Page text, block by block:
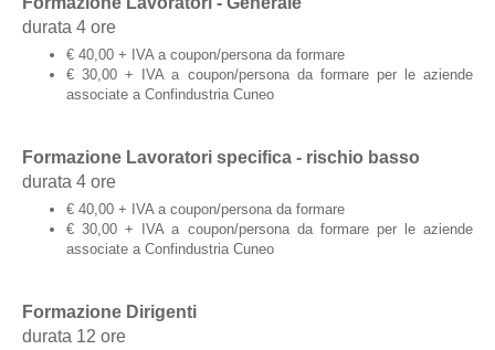
durata 4 ore
€ 40,00 + IVA a coupon/persona da formare
€ 30,00 + IVA a coupon/persona da formare per le aziende
associate a Confindustria Cuneo
Formazione Lavoratori specifica - rischio basso
durata 4 ore
€ 40,00 + IVA a coupon/persona da formare
€ 30,00 + IVA a coupon/persona da formare per le aziende
associate a Confindustria Cuneo
Formazione Dirigenti
durata 12 ore